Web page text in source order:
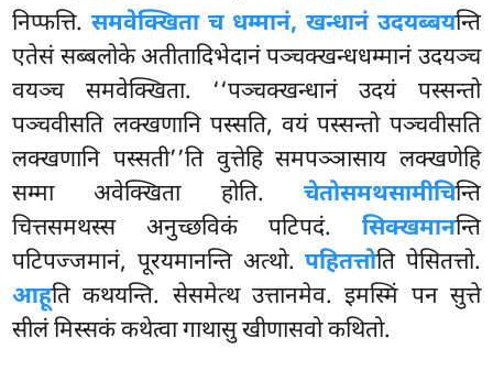
निप्फत्ति.समवेक्खिता च धम्मानं, खन्धानं उदयब्बयन्ति
एतेसं सब्बलोके अतीतादिभेदानं पञ्चक्खन्धधम्मानं उदयञ्च
वयञ्च समवेक्खिता. ‘‘पञ्चक्खन्धानं उदयं पस्सन्तो
पञ्चवीसति लक्खणानि पस्सति, वयं पस्सन्तो पञ्चवीसति
लक्खणानि पस्सती’’ति वुत्तेहि समपञ्ञासाय लक्खणेहि
सम्मा अवेक्खिता होति. चेतोसमथसामीचिन्ति
चित्तसमथस्स अनुच्छविकं पटिपदं. सिक्खमानन्ति
पटिपज्जमानं, पूरयमानन्ति अत्थो.पहितत्तोति पेसितत्तो.
आहूति कथयन्ति. सेसमेत्थ उत्तानमेव. इमस्मिं पन सुत्ते
सीलं मिस्सकं कथेत्वा गाथासु खीणासवो कथितो.